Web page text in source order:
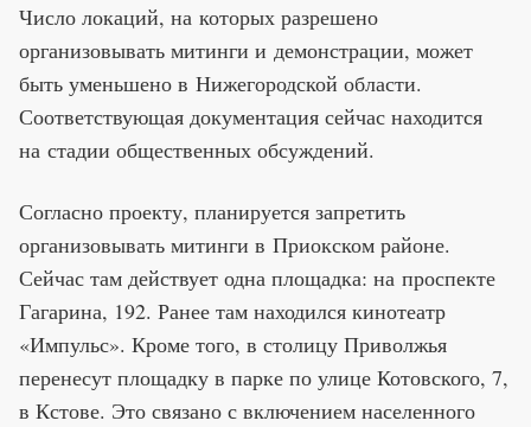
Число локаций, на которых разрешено
организовывать митинги и демонстрации, может
быть уменьшено в Нижегородской области.
Соответствующая документация сейчас находится
на стадии общественных обсуждений.
Согласно проекту, планируется запретить
организовывать митинги в Приокском районе.
Сейчас там действует одна площадка: на проспекте
Гагарина, 192. Ранее там находился кинотеатр
«Импульс». Кроме того, в столицу Приволжья
перенесут площадку в парке по улице Котовского, 7,
в Кстове. Это связано с включением населенного